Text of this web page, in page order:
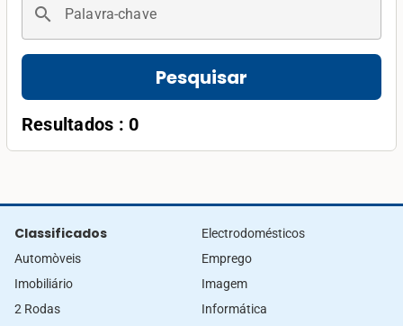
search Palavra-chave
Pesquisar
Resultados : 0
Classificados
Automòveis
Imobiliário
2 Rodas
Electrodomésticos
Emprego
Imagem
Informática